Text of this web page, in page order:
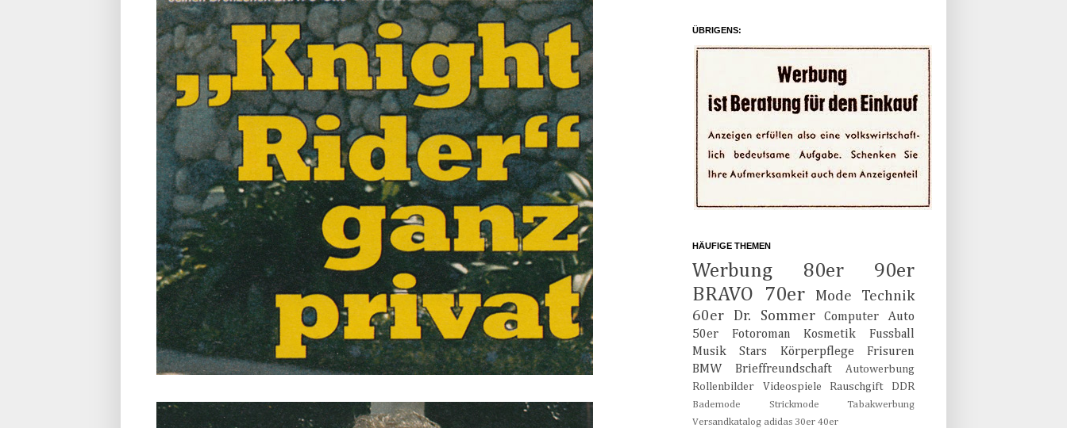
ÜBRIGENS:
HÄUFIGE THEMEN
Werbung 80er
90er
BRAVO
70er Mode
Technik
60er
Dr. Sommer Computer
Auto
50er
Fotoroman Kosmetik
Fussball
Musik
Stars Körperpflege
Frisuren
BMW
Brieffreundschaft
Autowerbung
Rollenbilder
Videospiele Rauschgift DDR
Bademode Strickmode
Tabakwerbung
Versandkatalog adidas 30er 40er